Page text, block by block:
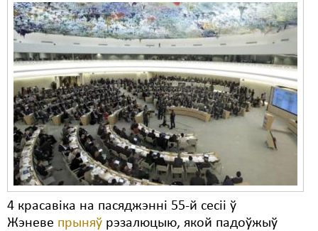
4 красавіка на пасяджэнні 55-й сесіі ў
Жэневе прыняў рэзалюцыю, якой падоўжыў